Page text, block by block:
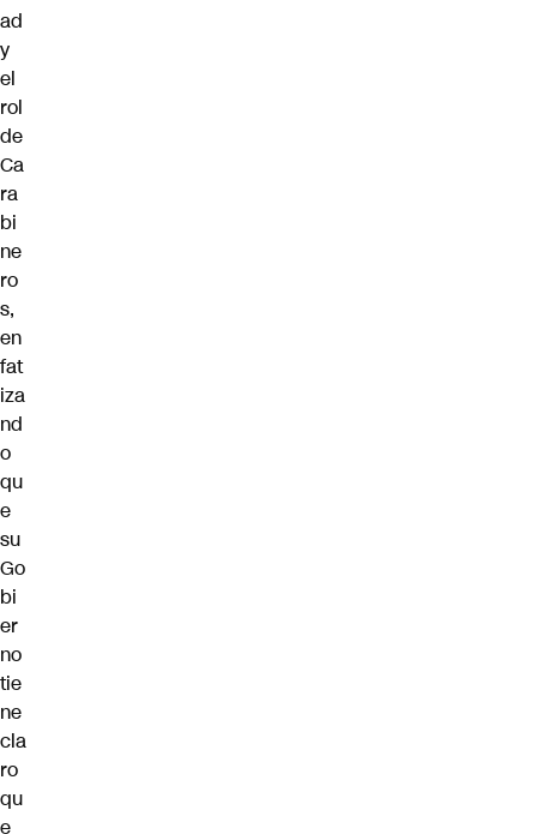
ad
y
el
rol
de
Ca
ra
bi
ne
ro
s,
en
fat
iza
nd
o
qu
e
su
Go
bi
er
no
tie
ne
cla
ro
qu
e